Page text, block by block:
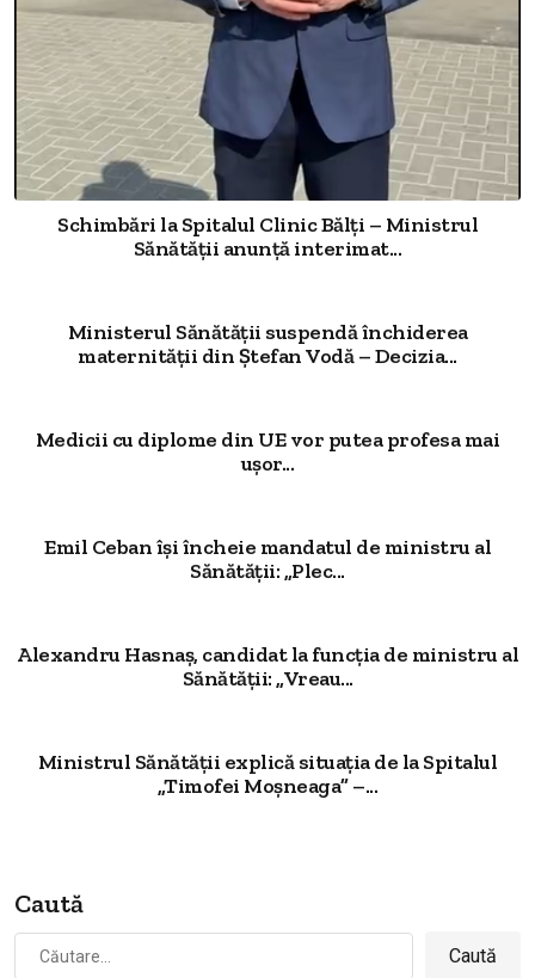
Schimbări la Spitalul Clinic Bălți – Ministrul
Sănătății anunță interimat...
Ministerul Sănătății suspendă închiderea
maternității din Ștefan Vodă – Decizia...
Medicii cu diplome din UE vor putea profesa mai
ușor...
Emil Ceban își încheie mandatul de ministru al
Sănătății: „Plec...
Alexandru Hasnaș, candidat la funcția de ministru al
Sănătății: „Vreau...
Ministrul Sănătății explică situația de la Spitalul
„Timofei Moșneaga” –...
Caută
Caută
după: